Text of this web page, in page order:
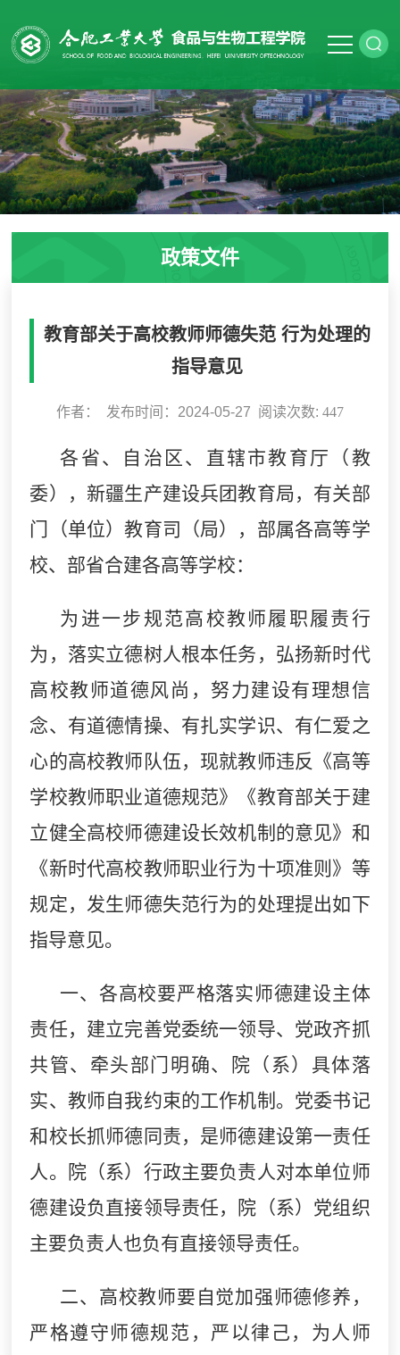
政策文件
教育部关于高校教师师德失范 行为处理的
指导意见
作者： 发布时间：2024-05-27 阅读次数: 447
各省、自治区、直辖市教育厅（教
委），新疆生产建设兵团教育局，有关部
门（单位）教育司（局），部属各高等学
校、部省合建各高等学校：
为进一步规范高校教师履职履责行
为，落实立德树人根本任务，弘扬新时代
高校教师道德风尚，努力建设有理想信
念、有道德情操、有扎实学识、有仁爱之
心的高校教师队伍，现就教师违反《高等
学校教师职业道德规范》《教育部关于建
立健全高校师德建设长效机制的意见》和
《新时代高校教师职业行为十项准则》等
规定，发生师德失范行为的处理提出如下
指导意见。
一、各高校要严格落实师德建设主体
责任，建立完善党委统一领导、党政齐抓
共管、牵头部门明确、院（系）具体落
实、教师自我约束的工作机制。党委书记
和校长抓师德同责，是师德建设第一责任
人。院（系）行政主要负责人对本单位师
德建设负直接领导责任，院（系）党组织
主要负责人也负有直接领导责任。
二、高校教师要自觉加强师德修养，
严格遵守师德规范，严以律己，为人师